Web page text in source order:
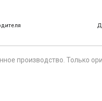
производство. Только